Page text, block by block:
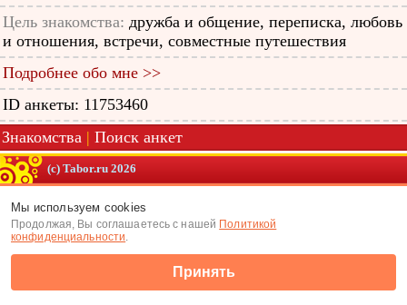
Цель знакомства: дружба и общение, переписка, любовь
и отношения, встречи, совместные путешествия
Подробнее обо мне >>
ID анкеты: 11753460
Знакомства | Поиск анкет
(c) Tabor.ru 2026
Мы используем cookies
Продолжая, Вы соглашаетесь с нашей Политикой
конфиденциальности.
Принять